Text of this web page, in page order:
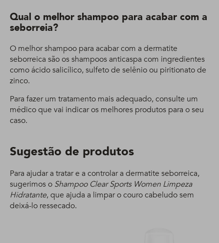
Qual o melhor shampoo para acabar com a
seborreia?
O melhor shampoo para acabar com a dermatite
seborreica são os shampoos anticaspa com ingredientes
como ácido salicílico, sulfeto de selênio ou piritionato de
zinco.
Para fazer um tratamento mais adequado, consulte um
médico que vai indicar os melhores produtos para o seu
caso.
Sugestão de produtos
Para ajudar a tratar e a controlar a dermatite seborreica,
sugerimos o Shampoo Clear Sports Women Limpeza
Hidratante, que ajuda a limpar o couro cabeludo sem
deixá-lo ressecado.